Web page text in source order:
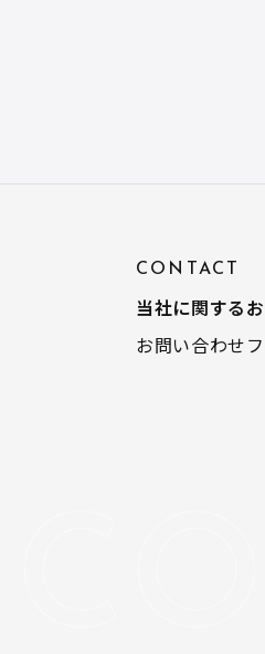
CONTACT
当社に関する
お問い合わせ